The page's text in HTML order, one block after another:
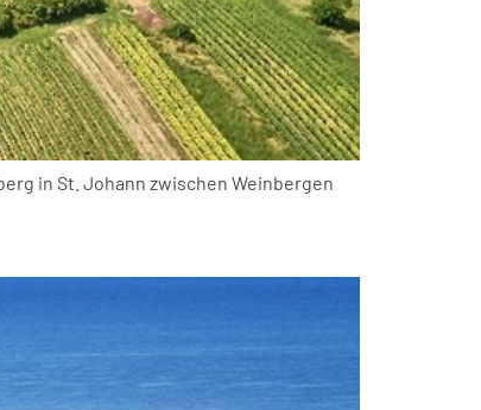
in St. Johann zwischen Weinbergen